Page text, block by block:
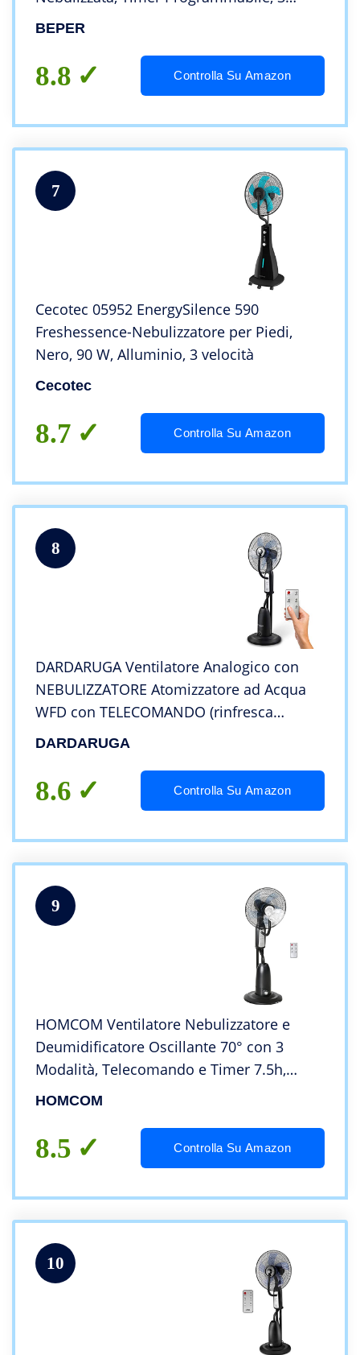
Velocità, 3 Modalità di ventilazione,75 W,
BEPER
8.8 Controlla Su Amazon
7
Cecotec 05952 EnergySilence 590
Freshessence-Nebulizzatore per Piedi,
Nero, 90 W, Alluminio, 3 velocità
Cecotec
8.7 Controlla Su Amazon
8
DARDARUGA Ventilatore Analogico con
NEBULIZZATORE Atomizzatore ad Acqua
WFD con TELECOMANDO (rinfresca
l’ambiente), Serbatoio XL da 2,80 litri,
DARDARUGA
8.6 Controlla Su Amazon
9
HOMCOM Ventilatore Nebulizzatore e
Deumidificatore Oscillante 70° con 3
Modalità, Telecomando e Timer 7.5h,
Tanica 2.8L, 90W, Ф44.5cm x 120cm
HOMCOM
8.5 Controlla Su Amazon
10